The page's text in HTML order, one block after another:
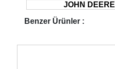
JOHN DEERE
Benzer Ürünler :